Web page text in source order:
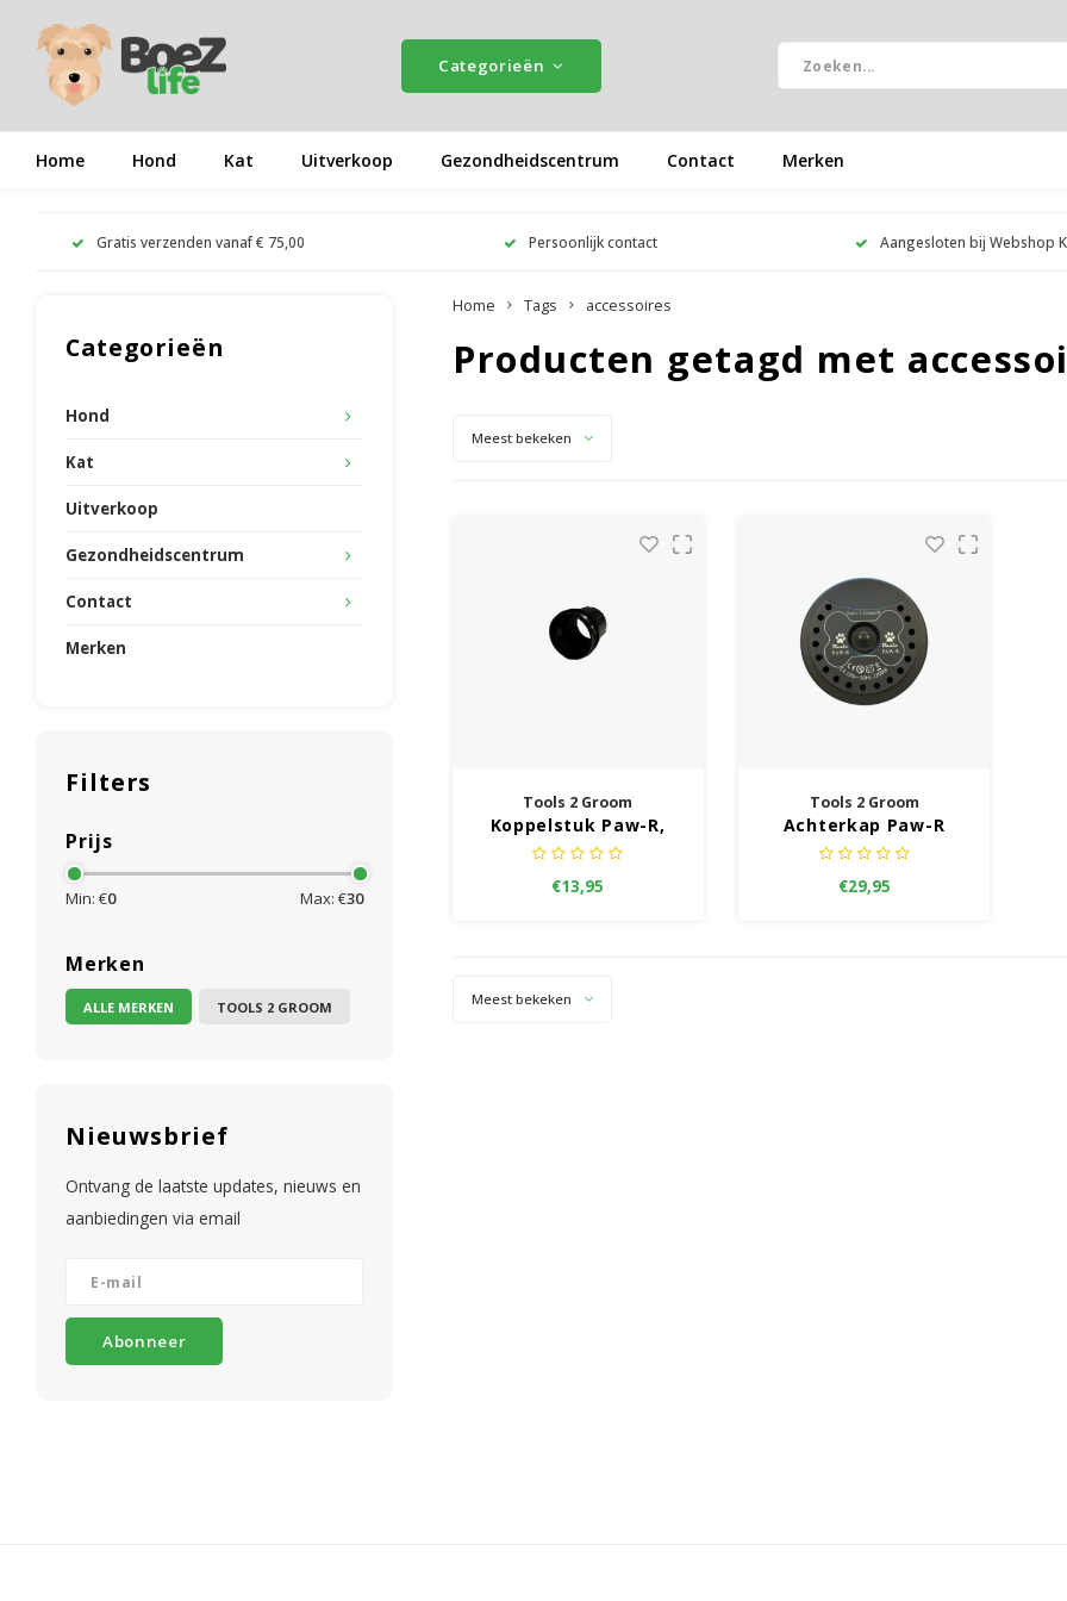
Categorieën
Home Hond Kat Uitverkoop Gezondheidscentrum Contact Merken
Gratis verzenden vanaf € 75,00 Persoonlijk contact Aangesloten bij Webshop
Categorieën
Hond
Kat
Uitverkoop
Gezondheidscentrum
Contact
Merken
Filters
Prijs
Min: €0 Max: €30
Merken
ALLE MERKEN TOOLS 2 GROOM
Nieuwsbrief
Ontvang de laatste updates, nieuws en
aanbiedingen via email
Abonneer
Home Tags accessoires
Producten getagd met
Meest bekeken
Tools 2 Groom
Koppelstuk Paw-R,
Paw-R, Super Paw-R
€13,95
Tools 2 Groom
Achterkap Paw-R
Waterblazer
€29,95
Meest bekeken